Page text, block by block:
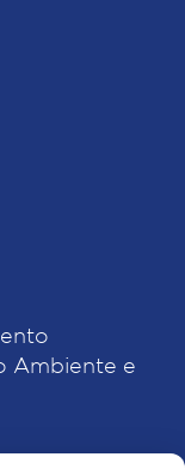
Ambiente e